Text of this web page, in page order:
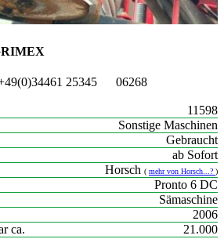
25345 06268
11598
Sonstige Maschinen
Gebraucht
ab Sofort
Horsch ( mehr von Horsch...? )
Pronto 6 DC
Sämaschine
2006
ca.
21.000